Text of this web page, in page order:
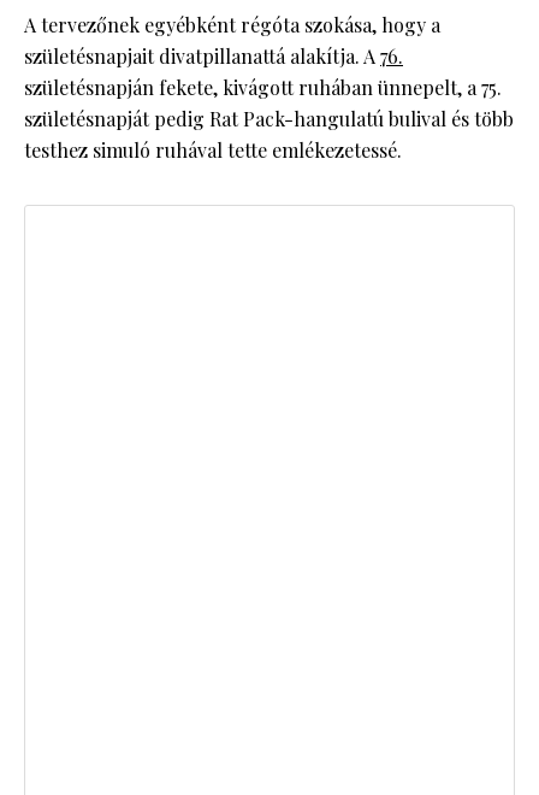
A tervezőnek egyébként régóta szokása, hogy a
születésnapjait divatpillanattá alakítja. A76.
születésnapján fekete, kivágott ruhában ünnepelt, a 75.
születésnapját pedig Rat Pack-hangulatú bulival és több
testhez simuló ruhával tette emlékezetessé.